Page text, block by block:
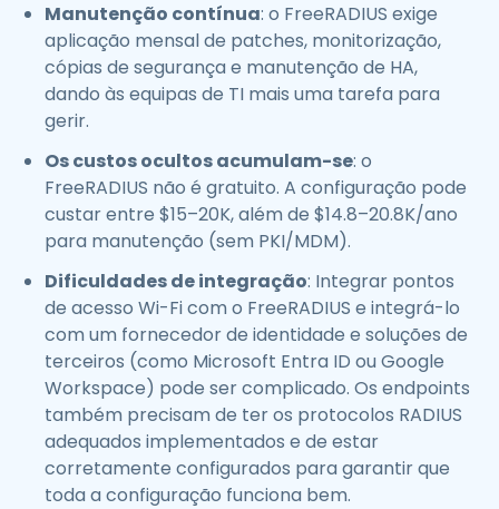
Manutenção contínua: o FreeRADIUS exige
aplicação mensal de patches, monitorização,
cópias de segurança e manutenção de HA,
dando às equipas de TI mais uma tarefa para
gerir.
Os custos ocultos acumulam-se: o
FreeRADIUS não é gratuito. A configuração pode
custar entre $15–20K, além de $14.8–20.8K/ano
para manutenção (sem PKI/MDM).
Dificuldades de integração: Integrar pontos
de acesso Wi-Fi com o FreeRADIUS e integrá-lo
com um fornecedor de identidade e soluções de
terceiros (como Microsoft Entra ID ou Google
Workspace) pode ser complicado. Os endpoints
também precisam de ter os protocolos RADIUS
adequados implementados e de estar
corretamente configurados para garantir que
toda a configuração funciona bem.